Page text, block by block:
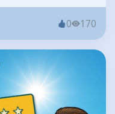
0 170